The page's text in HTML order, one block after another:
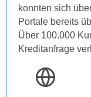
konnten sich
Portale bereits
Über 100.000
Kreditanfrage